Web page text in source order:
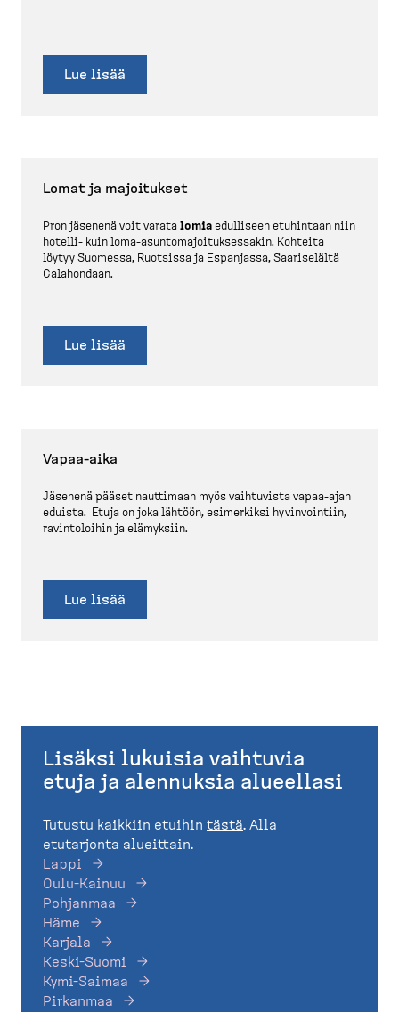
Lue lisää
Lomat ja majoitukset
Pron jäsenenä voit varata lomia edulliseen etuhintaan niin
hotelli-​ kuin loma-​asunto­ma­joi­tuk­sessakin. Kohteita
löytyy Suomessa, Ruotsissa ja Espanjassa, Saariselältä
Calahondaan.
Lue lisää
Vapaa-​aika
Jäsenenä pääset nauttimaan myös vaihtuvista vapaa-​ajan
eduista. Etuja on joka lähtöön, esimerkiksi hyvinvointiin,
ravinto­loihin ja elämyksiin.
Lue lisää
Lisäksi lukuisia vaihtuvia
etuja ja alennuksia alueellasi
Tutustu kaikkiin etuihin tästä. Alla
etutarjonta alueittain.
Lappi
Oulu-Kainuu
Pohjanmaa
Häme
Karjala
Keski-Suomi
Kymi-Saimaa
Pirkanmaa